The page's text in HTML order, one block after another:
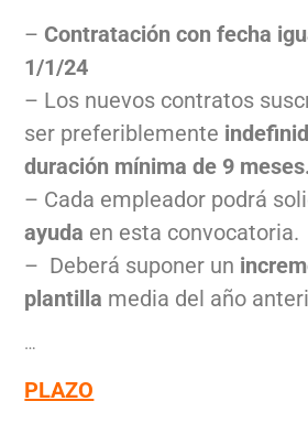
– Contratación con fecha
1/1/24
– Los nuevos contratos
ser preferiblemente
duración mínima de 9
– Cada empleador podrá
ayuda en esta convocatoria.
– Deberá suponer un
plantilla media del año
…
PLAZO